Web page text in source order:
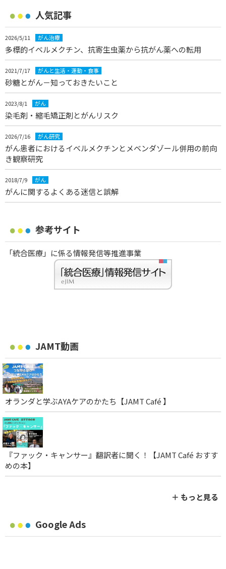
人気記事
2026/5/11 がん治療
多標的イベルメクチン、抗寄生虫薬から抗がん薬への転用
2021/7/17 がんと生活・運動・食事
砂糖とがん－知っておきたいこと
2023/8/1 がん
染毛剤・縮毛矯正剤とがんリスク
2026/7/16 がん研究
がん患者におけるイベルメクチンとメベンダゾール併用の前向
き観察研究
2018/7/9 がん
がんに関するよくある迷信と誤解
参考サイト
「統合医療」に係る情報発信等推進事業
JAMT動画
オランダと学ぶAYAケアのかたち【JAMT Café 】
『ファック・キャンサー』翻訳者に聞く！【JAMT Café おすす
めの本】
＋ もっと見る
Google Ads